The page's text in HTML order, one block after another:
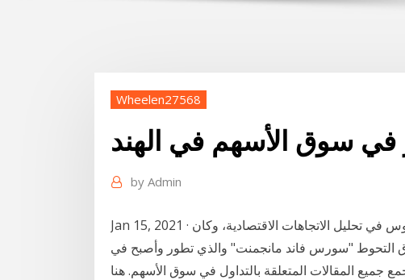
Wheelen27568
في سوق الأسهم في الهند
by Admin
Jan 15, 2021 · برع المستثمر المجري الأمريكي جورج سوروس في تحليل الاتجاهات الاقتصادية، وكان
الأسهم، وأسس في عام 1973 صندوق التحوط "سورس فاند مانجمنت" والذي تطور وأصبح في
جميع المقالات المتعلقة بالتداول في سوق الأسهم. هنا